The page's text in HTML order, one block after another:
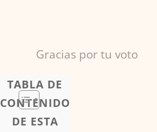
Gracias por tu voto
TABLA DE
CONTENIDO
DE ESTA